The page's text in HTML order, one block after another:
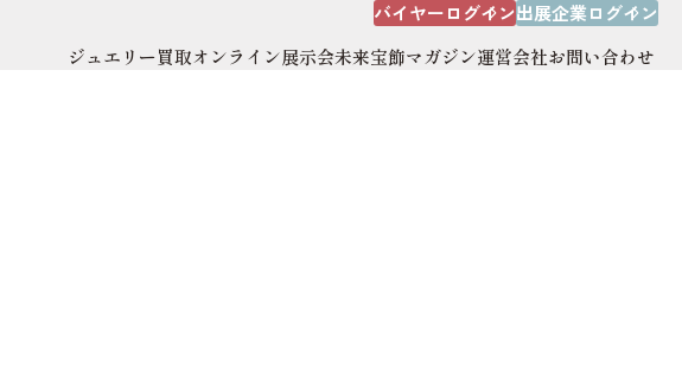
バイヤーログイン出展企業ログイン
ジュエリー買取オンライン展示会未来宝飾マガジン運営会社お問い合わせ